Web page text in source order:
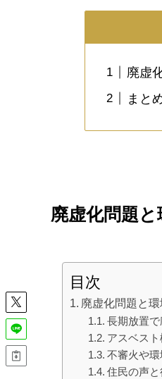
廃虚
まと
廃虚化問題
目次
廃虚化問題と
長期放置で
アスベス
不審火や環
住民の声